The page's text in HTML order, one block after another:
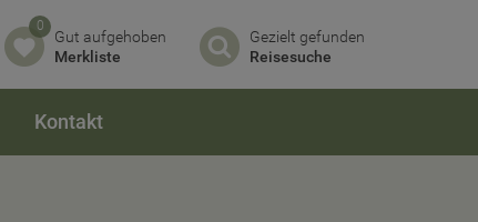
0
Gut aufgehoben
Merkliste
Gezielt gefunden
Reisesuche
Kontakt